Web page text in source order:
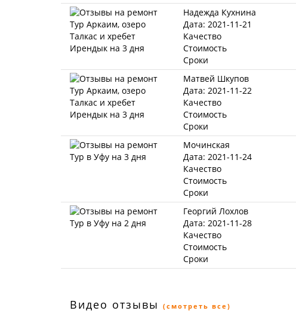
Надежда Кухнина
Дата: 2021-11-21
Качество
Стоимость
Сроки
Матвей Шкупов
Дата: 2021-11-22
Качество
Стоимость
Сроки
Мочинская
Дата: 2021-11-24
Качество
Стоимость
Сроки
Георгий Лохлов
Дата: 2021-11-28
Качество
Стоимость
Сроки
Видео отзывы (смотреть все)